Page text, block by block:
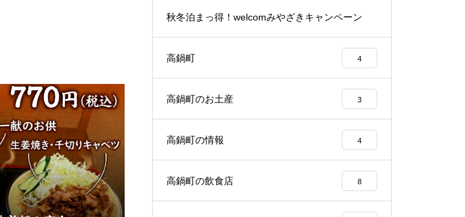
秋冬泊まっ得！welcomみやざきキャンペーン
高鍋町 4
高鍋町のお土産 3
高鍋町の情報 4
高鍋町の飲食店 8